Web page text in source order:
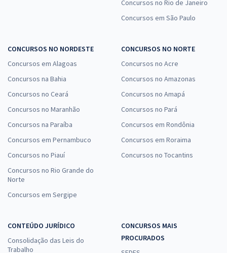
Concursos no Rio de Janeiro
Concursos em São Paulo
CONCURSOS NO NORDESTE
Concursos em Alagoas
Concursos na Bahia
Concursos no Ceará
Concursos no Maranhão
Concursos na Paraíba
Concursos em Pernambuco
Concursos no Piauí
Concursos no Rio Grande do
Norte
Concursos em Sergipe
CONCURSOS NO NORTE
Concursos no Acre
Concursos no Amazonas
Concursos no Amapá
Concursos no Pará
Concursos em Rondônia
Concursos em Roraima
Concursos no Tocantins
CONTEÚDO JURÍDICO
Consolidação das Leis do
Trabalho
CONCURSOS MAIS
PROCURADOS